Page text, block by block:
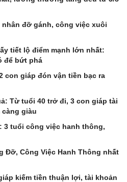
đỡ gánh, công việc xuôi
tiết lộ điểm mạnh lớn nhất:
để bứt phá
con giáp đón vận tiền bạc ra
Từ tuổi 40 trở đi, 3 con giáp tài
giàu
3 tuổi công việc hanh thông,
Đỡ, Công Việc Hanh Thông nhất
kiếm tiền thuận lợi, tài khoản